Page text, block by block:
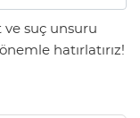
suç unsuru
hatırlatırız!